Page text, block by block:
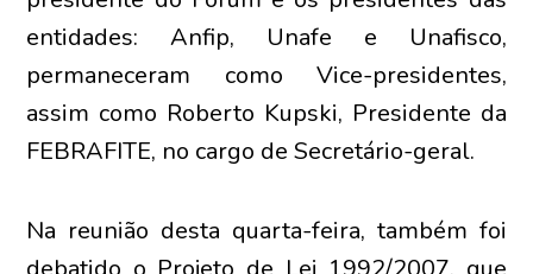
entidades: Anfip, Unafe e Unafisco,
permaneceram como Vice-presidentes,
assim como Roberto Kupski, Presidente da
FEBRAFITE, no cargo de Secretário-geral.
Na reunião desta quarta-feira, também foi